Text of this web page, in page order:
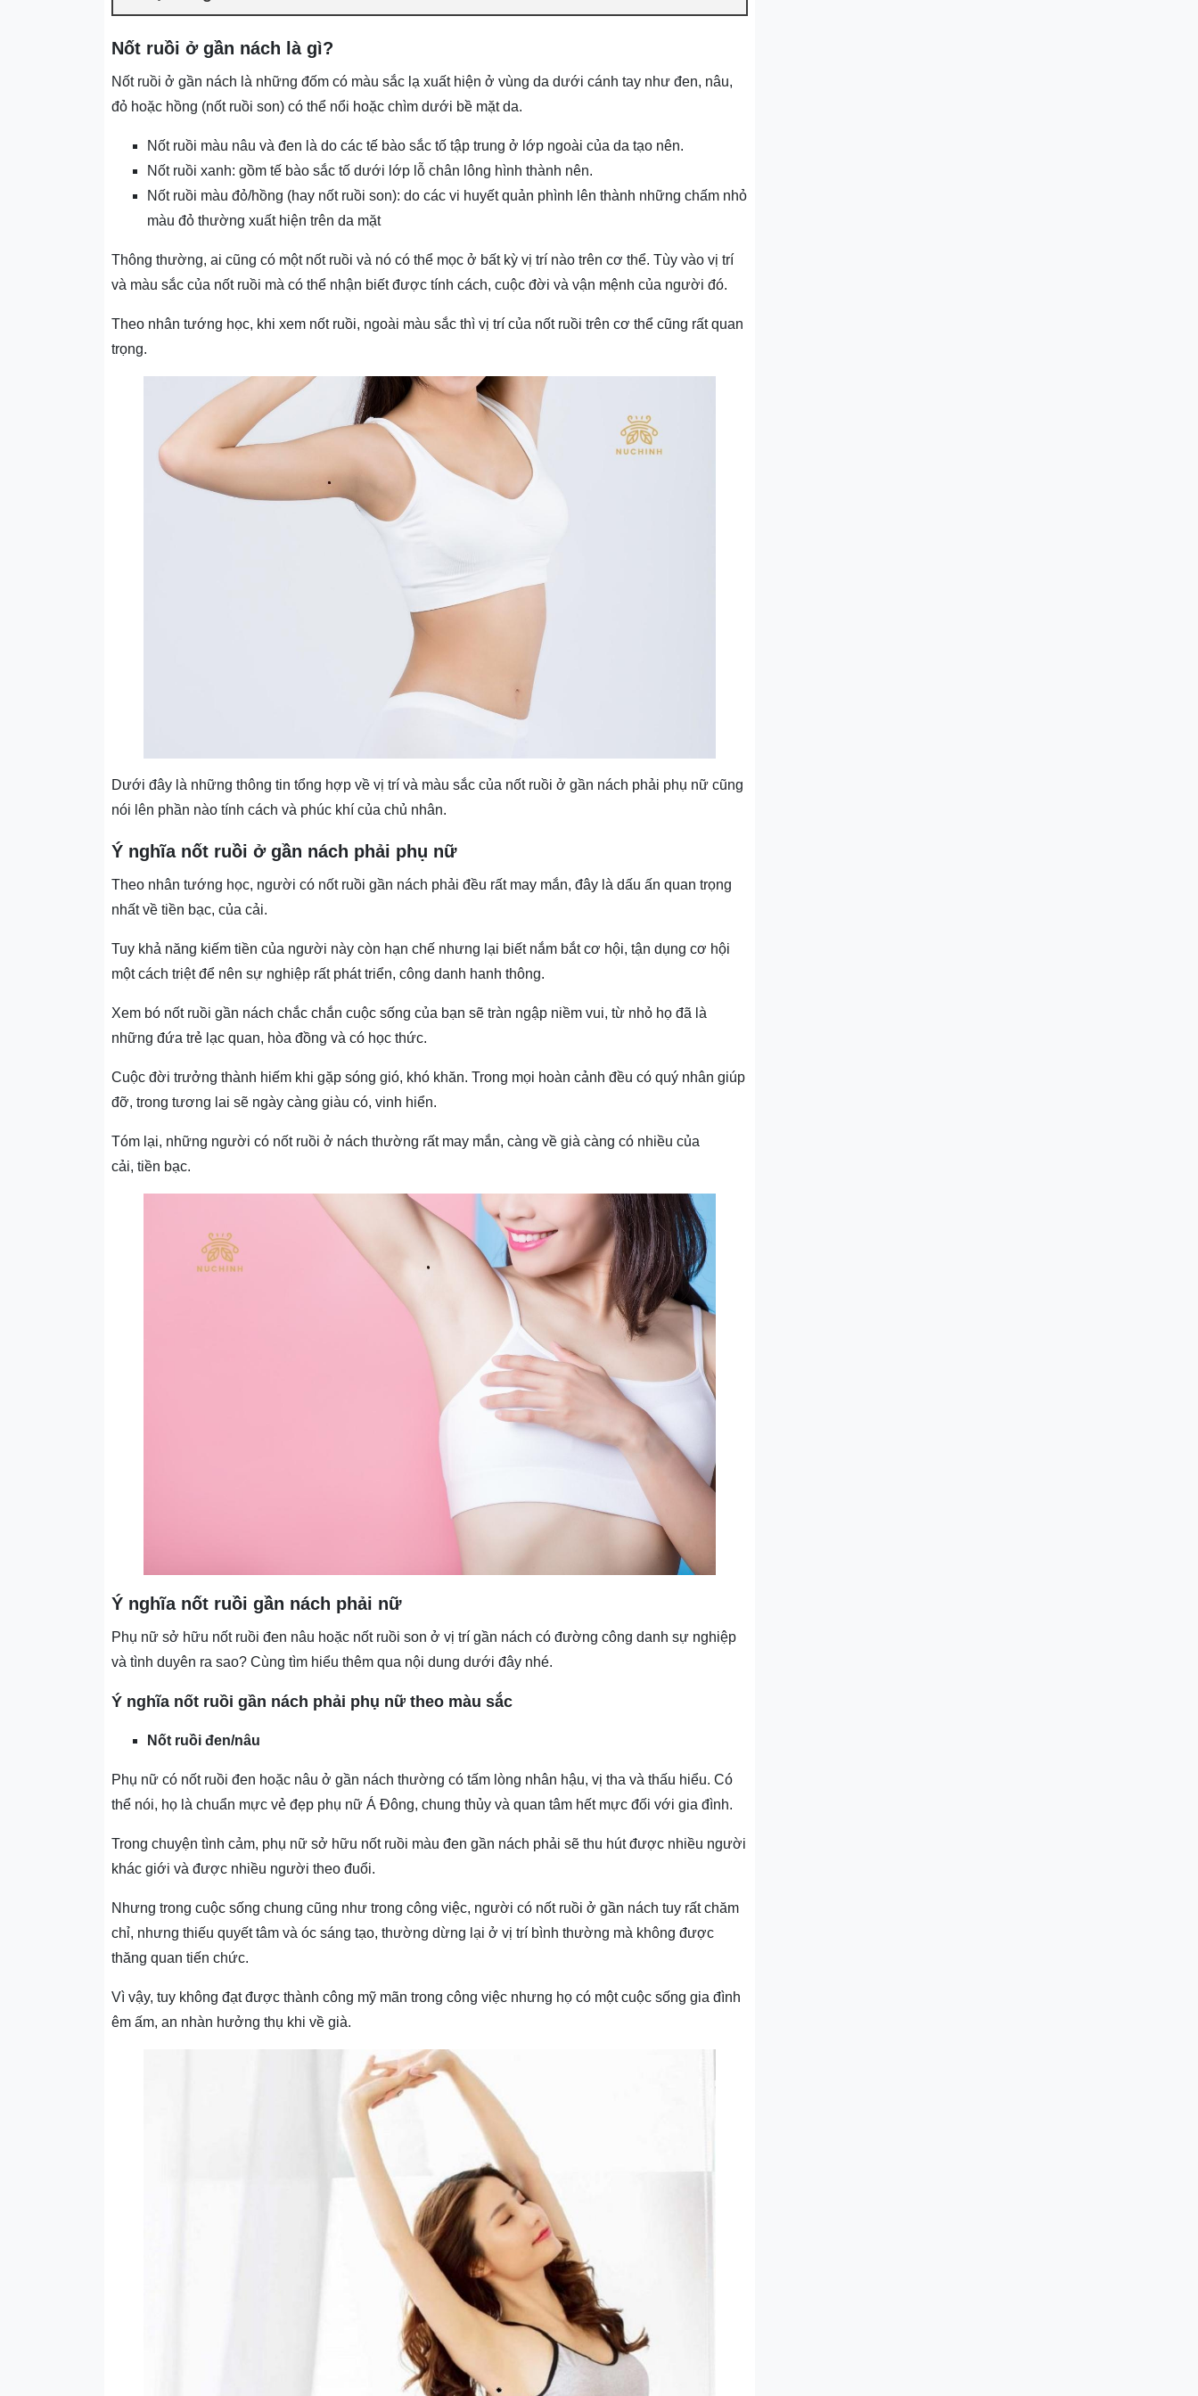
Nốt ruồi ở gần nách là gì?
Nốt ruồi ở gần nách là những đốm có màu sắc lạ xuất hiện ở vùng da dưới cánh tay như đen, nâu,
đỏ hoặc hồng (nốt ruồi son) có thể nổi hoặc chìm dưới bề mặt da.
Nốt ruồi màu nâu và đen là do các tế bào sắc tố tập trung ở lớp ngoài của da tạo nên.
Nốt ruồi xanh: gồm tế bào sắc tố dưới lớp lỗ chân lông hình thành nên.
Nốt ruồi màu đỏ/hồng (hay nốt ruồi son): do các vi huyết quản phình lên thành những chấm nhỏ
màu đỏ thường xuất hiện trên da mặt
Thông thường, ai cũng có một nốt ruồi và nó có thể mọc ở bất kỳ vị trí nào trên cơ thể. Tùy vào vị trí
và màu sắc của nốt ruồi mà có thể nhận biết được tính cách, cuộc đời và vận mệnh của người đó.
Theo nhân tướng học, khi xem nốt ruồi, ngoài màu sắc thì vị trí của nốt ruồi trên cơ thể cũng rất quan
trọng.
Dưới đây là những thông tin tổng hợp về vị trí và màu sắc của nốt ruồi ở gần nách phải phụ nữ cũng
nói lên phần nào tính cách và phúc khí của chủ nhân.
Ý nghĩa nốt ruồi ở gần nách phải phụ nữ
Theo nhân tướng học, người có nốt ruồi gần nách phải đều rất may mắn, đây là dấu ấn quan trọng
nhất về tiền bạc, của cải.
Tuy khả năng kiếm tiền của người này còn hạn chế nhưng lại biết nắm bắt cơ hội, tận dụng cơ hội
một cách triệt để nên sự nghiệp rất phát triển, công danh hanh thông.
Xem bó nốt ruồi gần nách chắc chắn cuộc sống của bạn sẽ tràn ngập niềm vui, từ nhỏ họ đã là
những đứa trẻ lạc quan, hòa đồng và có học thức.
Cuộc đời trưởng thành hiếm khi gặp sóng gió, khó khăn. Trong mọi hoàn cảnh đều có quý nhân giúp
đỡ, trong tương lai sẽ ngày càng giàu có, vinh hiển.
Tóm lại, những người có nốt ruồi ở nách thường rất may mắn, càng về già càng có nhiều của
cải, tiền bạc.
Ý nghĩa nốt ruồi gần nách phải nữ
Phụ nữ sở hữu nốt ruồi đen nâu hoặc nốt ruồi son ở vị trí gần nách có đường công danh sự nghiệp
và tình duyên ra sao? Cùng tìm hiểu thêm qua nội dung dưới đây nhé.
Ý nghĩa nốt ruồi gần nách phải phụ nữ theo màu sắc
Nốt ruồi đen/nâu
Phụ nữ có nốt ruồi đen hoặc nâu ở gần nách thường có tấm lòng nhân hậu, vị tha và thấu hiểu. Có
thể nói, họ là chuẩn mực vẻ đẹp phụ nữ Á Đông, chung thủy và quan tâm hết mực đối với gia đình.
Trong chuyện tình cảm, phụ nữ sở hữu nốt ruồi màu đen gần nách phải sẽ thu hút được nhiều người
khác giới và được nhiều người theo đuổi.
Nhưng trong cuộc sống chung cũng như trong công việc, người có nốt ruồi ở gần nách tuy rất chăm
chỉ, nhưng thiếu quyết tâm và óc sáng tạo, thường dừng lại ở vị trí bình thường mà không được
thăng quan tiến chức.
Vì vậy, tuy không đạt được thành công mỹ mãn trong công việc nhưng họ có một cuộc sống gia đình
êm ấm, an nhàn hưởng thụ khi về già.